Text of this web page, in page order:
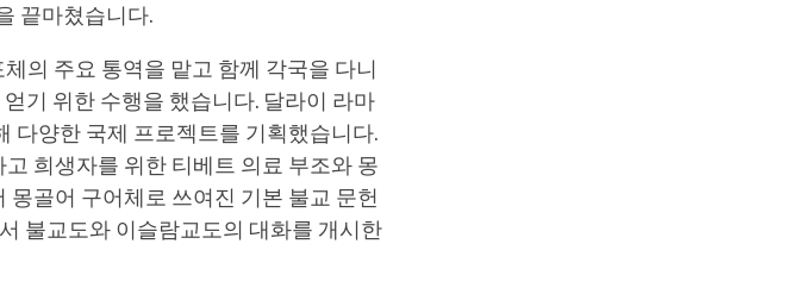
끝마쳤습니다.
의 주요 통역을 맡고 함께 각국을 다니
기 위한 수행을 했습니다. 달라이 라마
다양한 국제 프로젝트를 기획했습니다.
희생자를 위한 티베트 의료 부조와 몽
골어 구어체로 쓰여진 기본 불교 문헌
불교도와 이슬람교도의 대화를 개시한